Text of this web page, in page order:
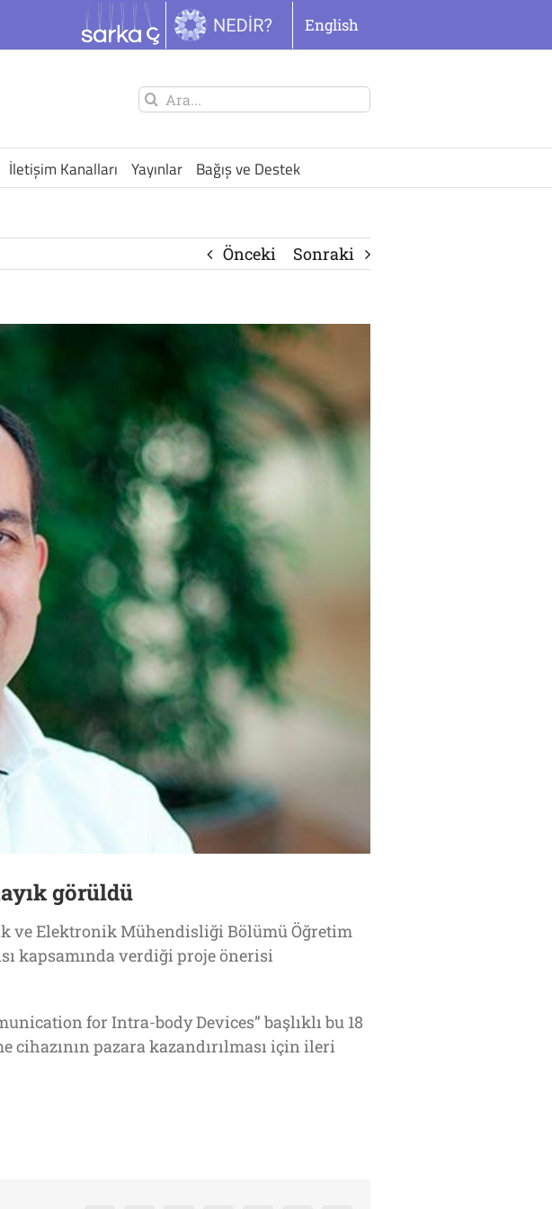
English
Şunu
İletişim Kanalları Yayınlar Bağış ve Destek
Önceki Sonraki
görüldü
ve Elektronik Mühendisliği Bölümü Öğretim
kapsamında verdiği proje önerisi
for Intra-body Devices” başlıklı bu 18
pazara kazandırılması için ileri